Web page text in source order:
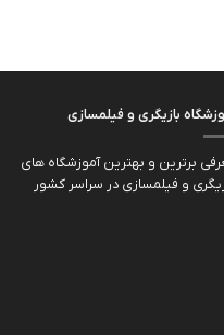
بازیگری و فیلمسازی
برترین و بهترین آموزشگاه های
و فیلمسازی در سراسر کشور